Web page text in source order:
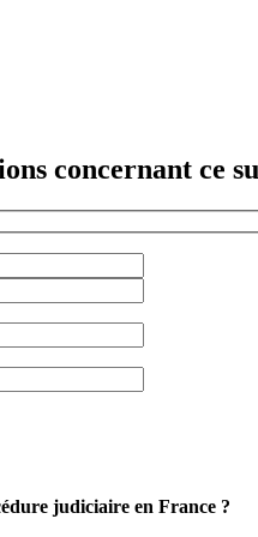
concernant ce
judiciaire en France ?